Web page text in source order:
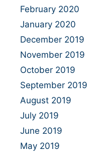
February 2020
January 2020
December 2019
November 2019
October 2019
September 2019
August 2019
July 2019
June 2019
May 2019